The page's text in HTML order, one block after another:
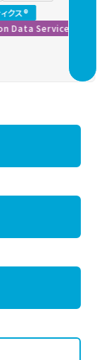
ス®
Service